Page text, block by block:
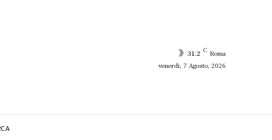
31.2 C Roma
venerdì, 7 Agosto, 2026